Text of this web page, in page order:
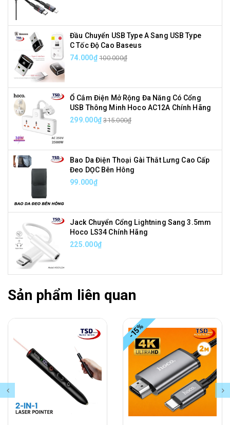
Đầu Chuyển USB Type A Sang USB Type
C Tốc Độ Cao Baseus
74.000₫ 100.000₫
Ổ Cắm Điện Mở Rộng Đa Năng Có Cổng
USB Thông Minh Hoco AC12A Chính Hãng
299.000₫ 315.000₫
Bao Da Điện Thoại Gài Thắt Lưng Cao Cấp
Đeo DỌC Bên Hông
99.000₫
Jack Chuyển Cổng Lightning Sang 3.5mm
Hoco LS34 Chính Hãng
225.000₫
Sản phẩm liên quan
-15%